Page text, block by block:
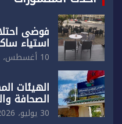
فوضى
استياء
10 أغسطس، 2026
الهيئات
الصحافة
رفضها
30 يوليو، 2026